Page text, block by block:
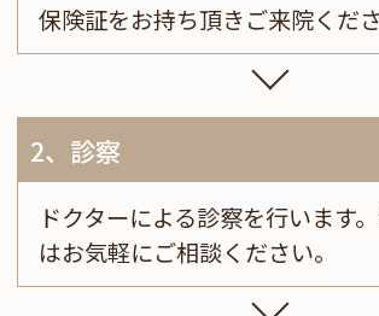
保険証をお持ち頂きご来院くださ
2、診察
ドクターによる診察を行います
はお気軽にご相談ください。